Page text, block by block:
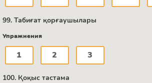
99. Табиғат қорғаушылары
Упражнения
1 2 3
100. Қоқыс тастама